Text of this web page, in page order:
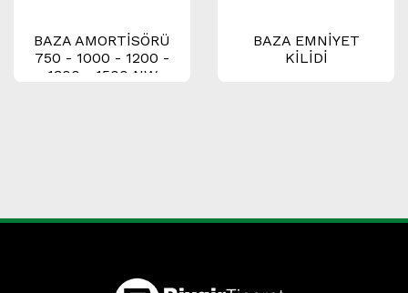
BAZA AMORTİSÖRÜ
750 - 1000 - 1200 -
1300 - 1500 NW
BAZA EMNİYET
KİLİDİ